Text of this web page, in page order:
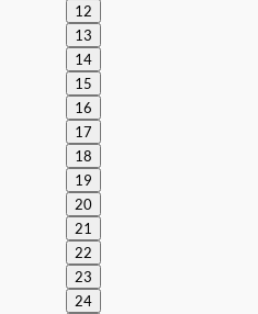
12
13
14
15
16
17
18
19
20
21
22
23
24